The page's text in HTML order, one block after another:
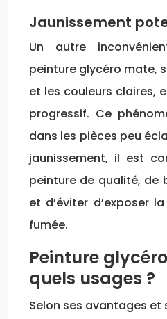
Jaunissement
Un autre
peinture glycéro mate,
et les couleurs claires,
progressif. Ce
dans les pièces peu
jaunissement, il est
peinture de qualité, de
et d’éviter d’exposer
fumée.
Peinture
quels usages ?
Selon ses avantages et